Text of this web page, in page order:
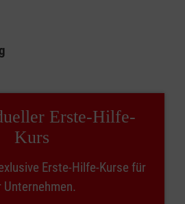
Erste-Hilfe-
Kurs
Erste-Hilfe-Kurse für
Unternehmen.